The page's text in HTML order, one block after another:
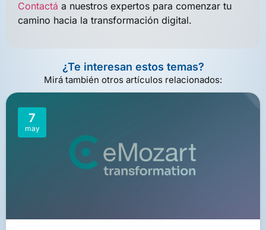
Contactá a nuestros expertos para comenzar tu
camino hacia la transformación digital.
¿Te interesan estos temas?
Mirá también otros artículos relacionados:
7
may